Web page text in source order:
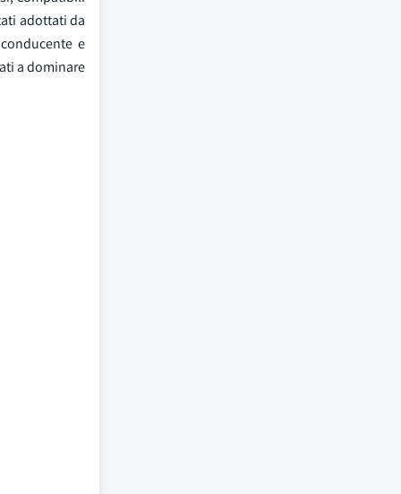
adottati da
e
a dominare